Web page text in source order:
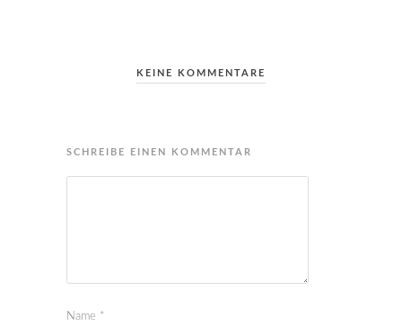
KEINE KOMMENTARE
SCHREIBE EINEN KOMMENTAR
Name *